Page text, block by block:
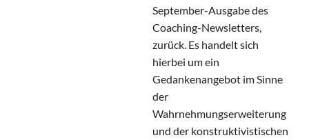
September-Ausgabe des
Coaching-Newsletters,
zurück. Es handelt sich
hierbei um ein
Gedankenangebot im Sinne
der
Wahrnehmungserweiterung
und der konstruktivistischen